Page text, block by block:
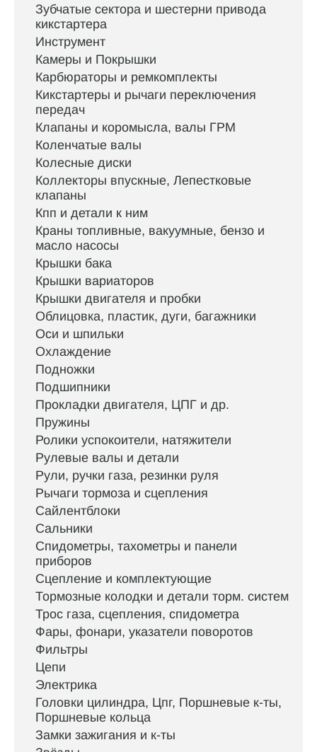
Зубчатые сектора и шестерни привода
кикстартера
Инструмент
Камеры и Покрышки
Карбюраторы и ремкомплекты
Кикстартеры и рычаги переключения
передач
Клапаны и коромысла, валы ГРМ
Коленчатые валы
Колесные диски
Коллекторы впускные, Лепестковые
клапаны
Кпп и детали к ним
Краны топливные, вакуумные, бензо и
масло насосы
Крышки бака
Крышки вариаторов
Крышки двигателя и пробки
Облицовка, пластик, дуги, багажники
Оси и шпильки
Охлаждение
Подножки
Подшипники
Прокладки двигателя, ЦПГ и др.
Пружины
Ролики успокоители, натяжители
Рулевые валы и детали
Рули, ручки газа, резинки руля
Рычаги тормоза и сцепления
Сайлентблоки
Сальники
Спидометры, тахометры и панели
приборов
Сцепление и комплектующие
Тормозные колодки и детали торм. систем
Трос газа, сцепления, спидометра
Фары, фонари, указатели поворотов
Фильтры
Цепи
Электрика
Головки цилиндра, Цпг, Поршневые к-ты,
Поршневые кольца
Замки зажигания и к-ты